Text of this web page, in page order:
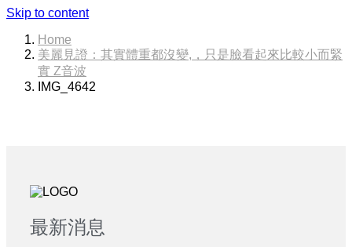
Skip to content
Home
美麗見證：其實體重都沒變,，只是臉看起來比較小而緊
實 Z音波
IMG_4642
最新消息